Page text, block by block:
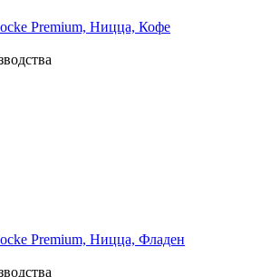
Premium, Ницца, Кофе
Premium, Ницца, Фладен